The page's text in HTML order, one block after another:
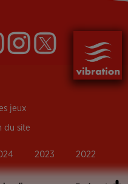
jeux
du site
2023 2022